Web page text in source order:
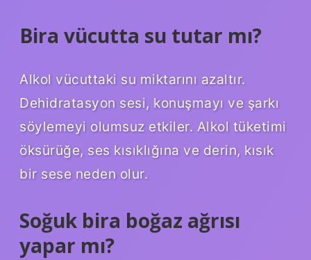
Bira vücutta su tutar mı?
Alkol vücuttaki su miktarını azaltır.
Dehidratasyon sesi, konuşmayı ve şarkı
söylemeyi olumsuz etkiler. Alkol tüketimi
öksürüğe, ses kısıklığına ve derin, kısık
bir sese neden olur.
Soğuk bira boğaz ağrısı
yapar mı?